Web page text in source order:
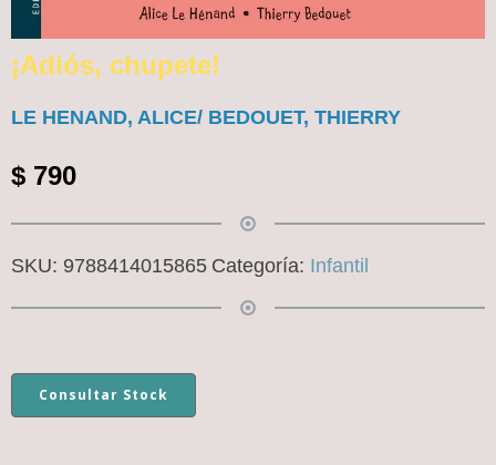
¡Adiós, chupete!
LE HENAND, ALICE/ BEDOUET, THIERRY
$ 790
SKU: 9788414015865 Categoría: Infantil
Consultar Stock